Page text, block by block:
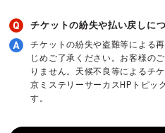
チケットの紛失や払い戻しに
チケットの紛失や盗難等による
じめご了承ください。お客様の
りません。天候不良等によるチ
京ミステリーサーカスHPトピッ
す。